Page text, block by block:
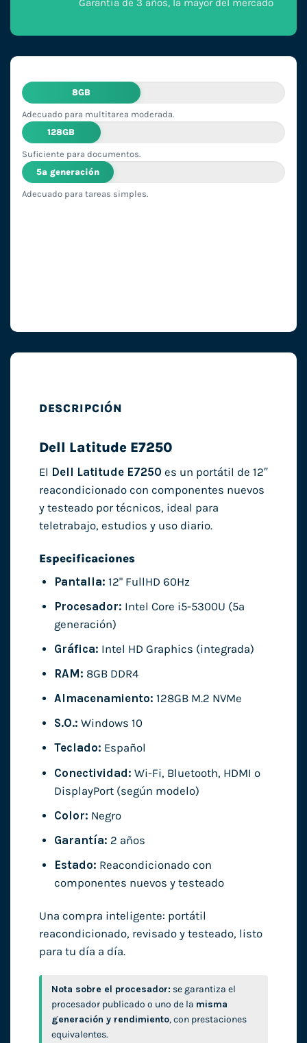
Garantía de 3 años, la mayor del mercado
8GB
Adecuado para multitarea moderada.
128GB
Suficiente para documentos.
5ª generación
Adecuado para tareas simples.
DESCRIPCIÓN
Dell Latitude E7250
El Dell Latitude E7250 es un portátil de 12″
reacondicionado con componentes nuevos
y testeado por técnicos, ideal para
teletrabajo, estudios y uso diario.
Especificaciones
Pantalla: 12" FullHD 60Hz
Procesador: Intel Core i5-5300U (5ª
generación)
Gráfica: Intel HD Graphics (integrada)
RAM: 8GB DDR4
Almacenamiento: 128GB M.2 NVMe
S.O.: Windows 10
Teclado: Español
Conectividad: Wi-Fi, Bluetooth, HDMI o
DisplayPort (según modelo)
Color: Negro
Garantía: 2 años
Estado: Reacondicionado con
componentes nuevos y testeado
Una compra inteligente: portátil
reacondicionado, revisado y testeado, listo
para tu día a día.
Nota sobre el procesador: se garantiza el
procesador publicado o uno de la misma
generación y rendimiento, con prestaciones
equivalentes.